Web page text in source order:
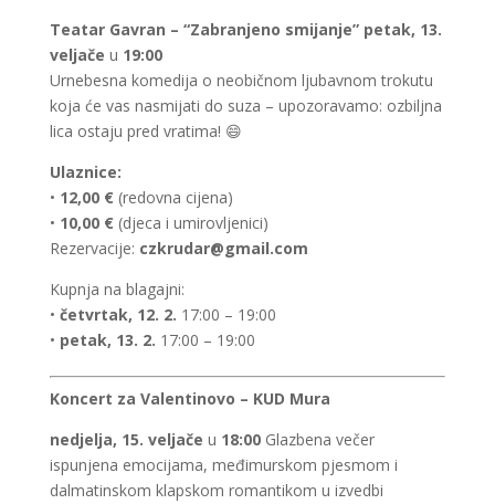
Teatar Gavran – “Zabranjeno smijanje” petak, 13.
veljače u 19:00
Urnebesna komedija o neobičnom ljubavnom trokutu
koja će vas nasmijati do suza – upozoravamo: ozbiljna
lica ostaju pred vratima! 😄
Ulaznice:
• 12,00 €(redovna cijena)
• 10,00 €(djeca i umirovljenici)
Rezervacije: czkrudar@gmail.com
Kupnja na blagajni:
• četvrtak, 12. 2. 17:00 – 19:00
• petak, 13. 2. 17:00 – 19:00
Koncert za Valentinovo – KUD Mura
nedjelja, 15. veljače u 18:00 Glazbena večer
ispunjena emocijama, međimurskom pjesmom i
dalmatinskom klapskom romantikom u izvedbi